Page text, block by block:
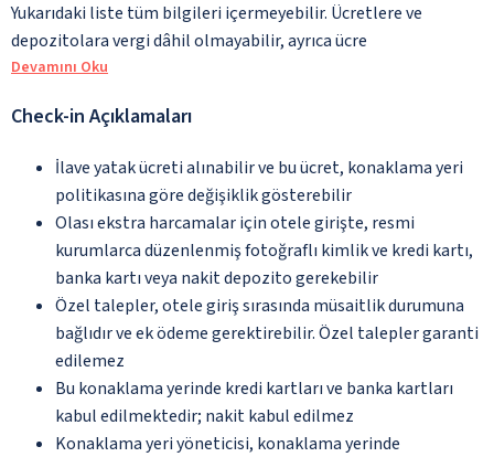
Yukarıdaki liste tüm bilgileri içermeyebilir. Ücretlere ve
depozitolara vergi dâhil olmayabilir, ayrıca ücre
Devamını Oku
Check-in Açıklamaları
İlave yatak ücreti alınabilir ve bu ücret, konaklama yeri
politikasına göre değişiklik gösterebilir
Olası ekstra harcamalar için otele girişte, resmi
kurumlarca düzenlenmiş fotoğraflı kimlik ve kredi kartı,
banka kartı veya nakit depozito gerekebilir
Özel talepler, otele giriş sırasında müsaitlik durumuna
bağlıdır ve ek ödeme gerektirebilir. Özel talepler garanti
edilemez
Bu konaklama yerinde kredi kartları ve banka kartları
kabul edilmektedir; nakit kabul edilmez
Konaklama yeri yöneticisi, konaklama yerinde